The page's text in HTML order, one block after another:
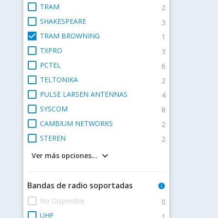
check_box_outline_blank TRAM 2
check_box_outline_blank SHAKESPEARE 3
check_box TRAM BROWNING 1
check_box_outline_blank TXPRO 3
check_box_outline_blank PCTEL 6
check_box_outline_blank TELTONIKA 2
check_box_outline_blank PULSE LARSEN ANTENNAS 4
check_box_outline_blank SYSCOM 8
check_box_outline_blank CAMBIUM NETWORKS 2
check_box_outline_blank STEREN 2
keyboard_arrow_down
Ver más opciones...
Bandas de radio soportadas info
check_box_outline_blank No Disponible 0
check_box_outline_blank UHF